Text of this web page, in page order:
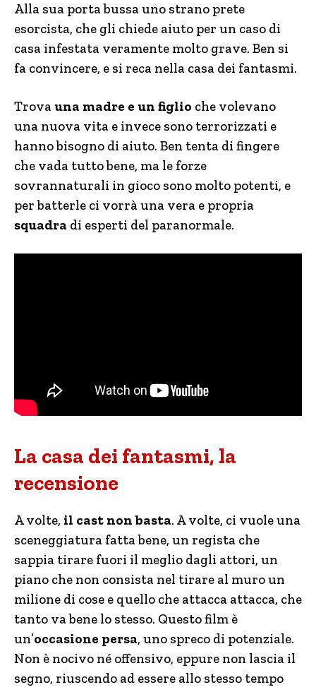
Alla sua porta bussa uno strano prete
esorcista, che gli chiede aiuto per un caso di
casa infestata veramente molto grave. Ben si
fa convincere, e si reca nella casa dei fantasmi.
Trovauna madre e un figlio che volevano
una nuova vita e invece sono terrorizzati e
hanno bisogno di aiuto. Ben tenta di fingere
che vada tutto bene, ma le forze
sovrannaturali in gioco sono molto potenti, e
per batterle ci vorrà una vera e propria
squadra di esperti del paranormale.
La casa dei fantasmi, la
recensione
A volte, il cast non basta. A volte, ci vuole una
sceneggiatura fatta bene, un regista che
sappia tirare fuori il meglio dagli attori, un
piano che non consista nel tirare al muro un
milione di cose e quello che attacca attacca, che
tanto va bene lo stesso. Questo film è
un’occasione persa, uno spreco di potenziale.
Non è nocivo né offensivo, eppure non lascia il
segno, riuscendo ad essere allo stesso tempo